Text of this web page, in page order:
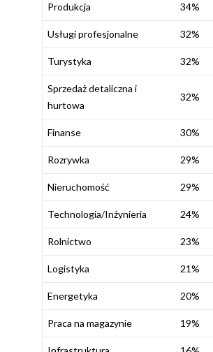
Produkcja 34%
Usługi profesjonalne 32%
Turystyka 32%
Sprzedaż detaliczna i
hurtowa
32%
Finanse 30%
Rozrywka 29%
Nieruchomość 29%
Technologia/Inżynieria 24%
Rolnictwo 23%
Logistyka 21%
Energetyka 20%
Praca na magazynie 19%